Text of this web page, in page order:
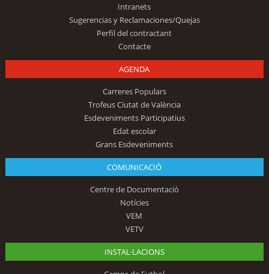
Intranets
Sugerencias y Reclamaciones/Quejas
Perfil del contractant
Contacte
AGENDA
Carreres Populars
Trofeus Ciutat de València
Esdeveniments Participatius
Edat escolar
Grans Esdeveniments
COMUNICACIÓ
Centre de Documentació
Notícies
VEM
VETV
INSTAL·LACIONS